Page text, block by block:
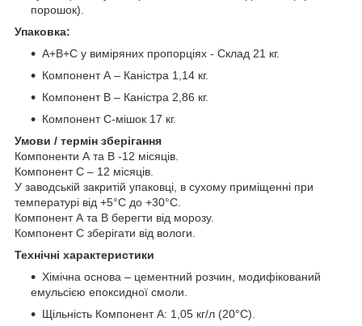
порошок).
Упаковка:
А+В+С у виміряних пропорціях - Склад 21 кг.
Компонент А – Каністра 1,14 кг.
Компонент В – Каністра 2,86 кг.
Компонент С-мішок 17 кг.
Умови / термін зберігання
Компоненти А та В -12 місяців.
Компонент С – 12 місяців.
У заводській закритій упаковці, в сухому приміщенні при
температурі від +5°C до +30°C.
Компонент А та В берегти від морозу.
Компонент С зберігати від вологи.
Технічні характеристики
Хімічна основа – цементний розчин, модифікований
емульсією епоксидної смоли.
Щільність Компонент А: 1,05 кг/л (20°C).